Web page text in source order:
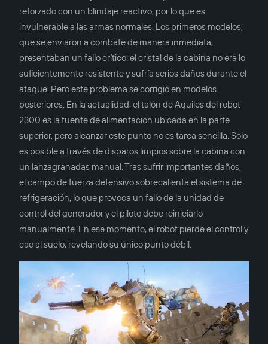
reforzado con un blindaje reactivo, por lo que es
invulnerable a las armas normales. Los primeros modelos,
que se enviaron a combate de manera inmediata,
presentaban un fallo crítico: el cristal de la cabina no era lo
suficientemente resistente y sufría serios daños durante el
ataque. Pero este problema se corrigió en modelos
posteriores. En la actualidad, el talón de Aquiles del robot
2300 es la fuente de alimentación ubicada en la parte
superior, pero alcanzar este punto no es tarea sencilla. Solo
es posible a través de disparos limpios sobre la cabina con
un lanzagranadas manual. Tras sufrir importantes daños,
el campo de fuerza defensivo sobrecalienta el sistema de
refrigeración, lo que provoca un fallo de la unidad de
control del generador y el piloto debe reiniciarlo
manualmente. En ese momento, el robot pierde el control y
cae al suelo, revelando su único punto débil.